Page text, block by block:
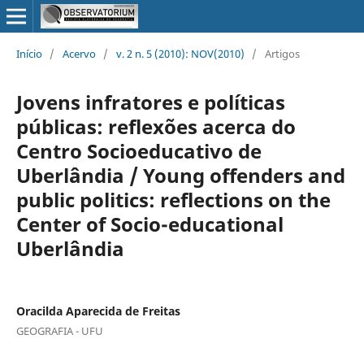
Início / Acervo / v. 2 n. 5 (2010): NOV(2010) / Artigos
Jovens infratores e políticas
públicas: reflexões acerca do
Centro Socioeducativo de
Uberlândia / Young offenders and
public politics: reflections on the
Center of Socio-educational
Uberlândia
Oracilda Aparecida de Freitas
GEOGRAFIA - UFU